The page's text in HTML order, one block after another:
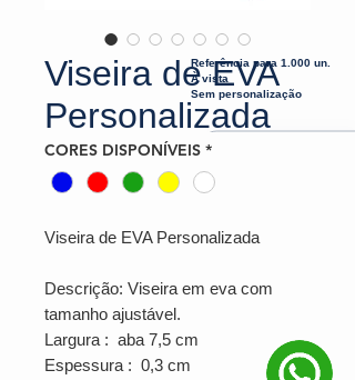
Viseira de EVA
Personalizada
CORES DISPONÍVEIS *
Viseira de EVA Personalizada
Descrição: Viseira em eva com
tamanho ajustável.
Largura : aba 7,5 cm
Espessura : 0,3 cm
Referência para 1.000 un.
À vista
Sem personalização